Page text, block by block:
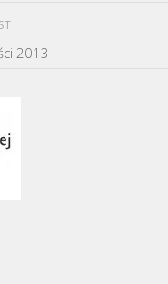
2013